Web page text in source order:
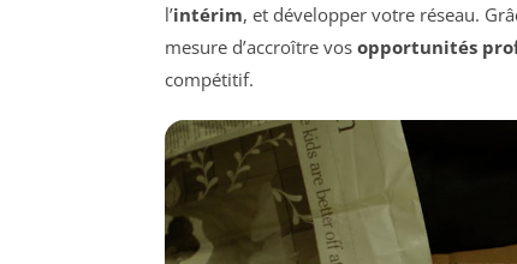
l’intérim, et développer votre réseau.
mesure d’accroître vos opportunités
compétitif.